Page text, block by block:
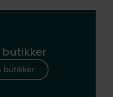
butikker